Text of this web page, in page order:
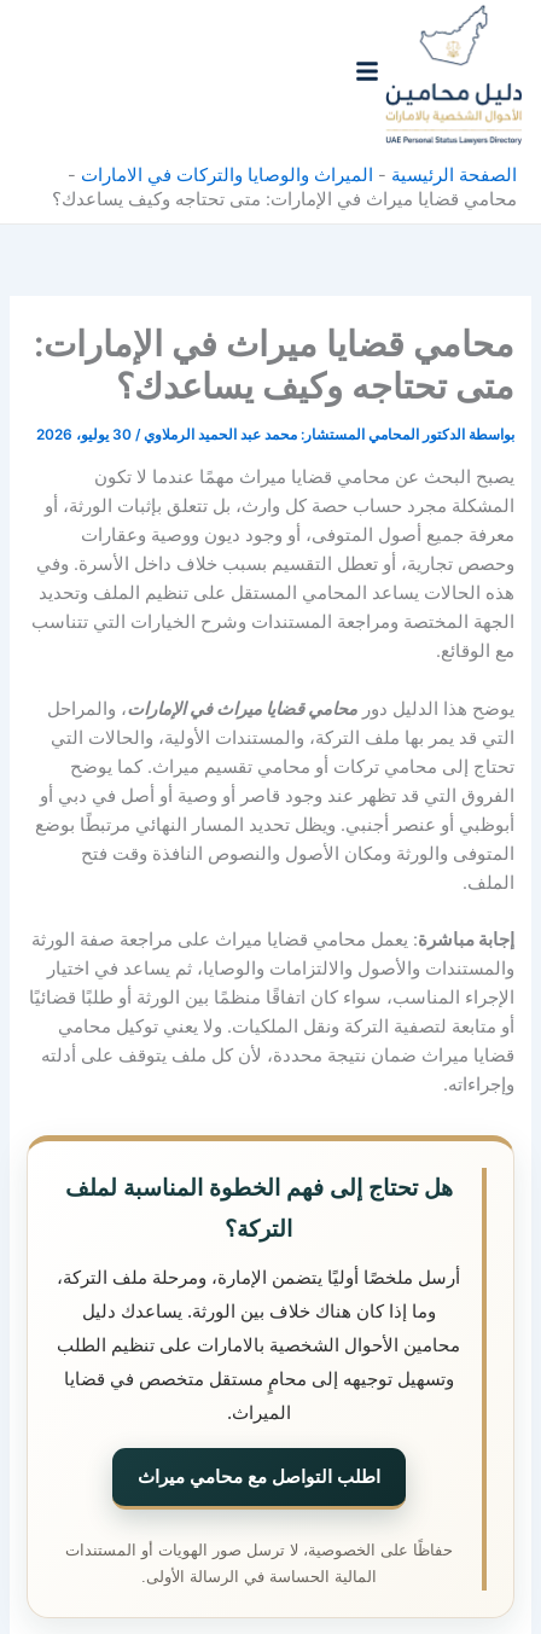
الصفحة الرئيسية - الميراث والوصايا والتركات في الامارات -
محامي قضايا ميراث في الإمارات: متى تحتاجه وكيف يساعدك؟
محامي قضايا ميراث في الإمارات:
متى تحتاجه وكيف يساعدك؟
بواسطة الدكتور المحامي المستشار: محمد عبد الحميد الرملاوي/30 يوليو، 2026
يصبح البحث عن محامي قضايا ميراث مهمًا عندما لا تكون
المشكلة مجرد حساب حصة كل وارث، بل تتعلق بإثبات الورثة، أو
معرفة جميع أصول المتوفى، أو وجود ديون ووصية وعقارات
وحصص تجارية، أو تعطل التقسيم بسبب خلاف داخل الأسرة. وفي
هذه الحالات يساعد المحامي المستقل على تنظيم الملف وتحديد
الجهة المختصة ومراجعة المستندات وشرح الخيارات التي تتناسب
مع الوقائع.
يوضح هذا الدليل دورمحامي قضايا ميراث في الإمارات، والمراحل
التي قد يمر بها ملف التركة، والمستندات الأولية، والحالات التي
تحتاج إلى محامي تركات أو محامي تقسيم ميراث. كما يوضح
الفروق التي قد تظهر عند وجود قاصر أو وصية أو أصل في دبي أو
أبوظبي أو عنصر أجنبي. ويظل تحديد المسار النهائي مرتبطًا بوضع
المتوفى والورثة ومكان الأصول والنصوص النافذة وقت فتح
الملف.
إجابة مباشرة: يعمل محامي قضايا ميراث على مراجعة صفة الورثة
والمستندات والأصول والالتزامات والوصايا، ثم يساعد في اختيار
الإجراء المناسب، سواء كان اتفاقًا منظمًا بين الورثة أو طلبًا قضائيًا
أو متابعة لتصفية التركة ونقل الملكيات. ولا يعني توكيل محامي
قضايا ميراث ضمان نتيجة محددة، لأن كل ملف يتوقف على أدلته
وإجراءاته.
هل تحتاج إلى فهم الخطوة المناسبة لملف
التركة؟
أرسل ملخصًا أوليًا يتضمن الإمارة، ومرحلة ملف التركة،
وما إذا كان هناك خلاف بين الورثة. يساعدك دليل
محامين الأحوال الشخصية بالامارات على تنظيم الطلب
وتسهيل توجيهه إلى محامٍ مستقل متخصص في قضايا
الميراث.
اطلب التواصل مع محامي ميراث
حفاظًا على الخصوصية، لا ترسل صور الهويات أو المستندات
المالية الحساسة في الرسالة الأولى.